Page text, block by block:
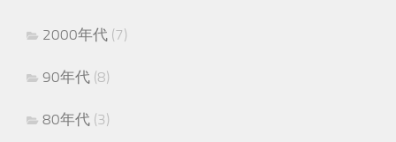
2000年代 (7)
90年代 (8)
80年代 (3)